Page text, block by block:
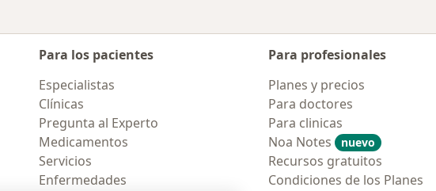
Para los pacientes
Especialistas
Clínicas
Pregunta al Experto
Medicamentos
Servicios
Enfermedades
Para profesionales
Planes y precios
Para doctores
Para clinicas
Noa Notes
nuevo
Recursos gratuitos
Condiciones de los Planes